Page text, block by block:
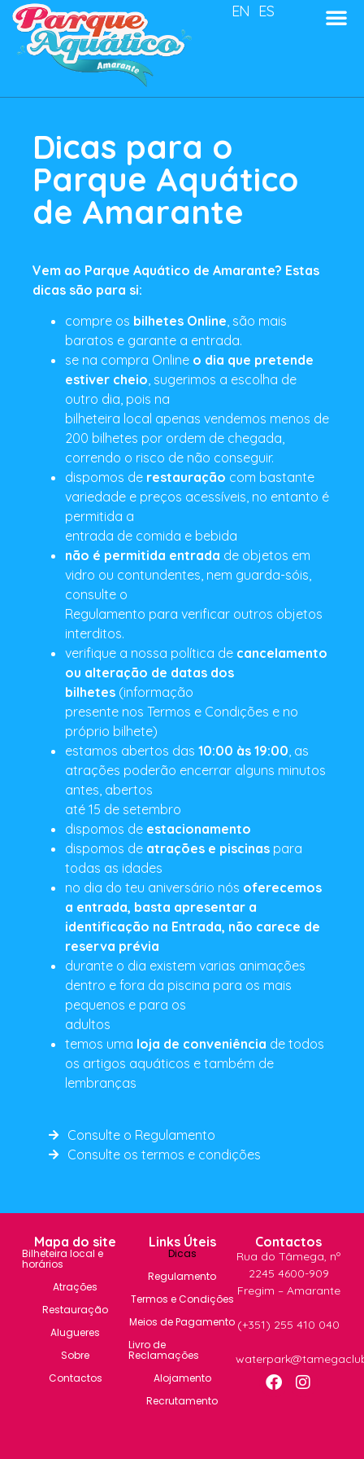
EN ES
Dicas para o
Parque Aquático
de Amarante
Vem ao Parque Aquático de Amarante? Estas
dicas são para si:
compre os bilhetes Online, são mais
baratos e garante a entrada.
se na compra Online o dia que pretende
estiver cheio, sugerimos a escolha de
outro dia, pois na
bilheteira local apenas vendemos menos de
200 bilhetes por ordem de chegada,
correndo o risco de não conseguir.
dispomos de restauração com bastante
variedade e preços acessíveis, no entanto é
permitida a
entrada de comida e bebida
não é permitida entrada de objetos em
vidro ou contundentes, nem guarda-sóis,
consulte o
Regulamento para verificar outros objetos
interditos.
verifique a nossa política de cancelamento
ou alteração de datas dos
bilhetes (informação
presente nos Termos e Condições e no
próprio bilhete)
estamos abertos das 10:00 às 19:00, as
atrações poderão encerrar alguns minutos
antes, abertos
até 15 de setembro
dispomos de estacionamento
dispomos de atrações e piscinas para
todas as idades
no dia do teu aniversário nós oferecemos
a entrada, basta apresentar a
identificação na Entrada, não carece de
reserva prévia
durante o dia existem varias animações
dentro e fora da piscina para os mais
pequenos e para os
adultos
temos uma loja de conveniência de todos
os artigos aquáticos e também de
lembranças
Consulte o Regulamento
Consulte os termos e condições
Mapa do site
Bilheteira local e
horários
Atrações
Restauração
Alugueres
Sobre
Contactos
Links Úteis
Dicas
Regulamento
Termos e Condições
Meios de Pagamento
Livro de
Reclamações
Alojamento
Recrutamento
Contactos
Rua do Tâmega, nº
2245 4600-909
Fregim – Amarante
(+351) 255 410 040